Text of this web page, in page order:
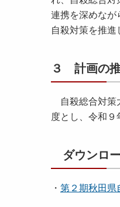
連携を深めなが
自殺対策を推進
３ 計画の
自殺総合対策
度とし、令和９
ダウンロ
・ 第２期秋田県